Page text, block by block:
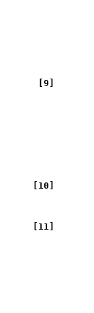
[9]
[10]
[11]